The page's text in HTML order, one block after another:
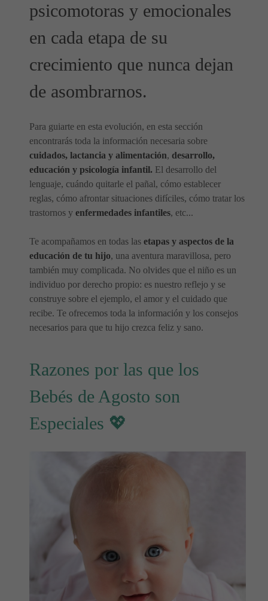
psicomotoras y emocionales
en cada etapa de su
crecimiento que nunca dejan
de asombrarnos.
Para guiarte en esta evolución, en esta sección
encontrarás toda la información necesaria sobre
cuidados, lactancia y alimentación, desarrollo,
educación y psicología infantil. El desarrollo del
lenguaje, cuándo quitarle el pañal, cómo establecer
reglas, cómo afrontar situaciones difíciles, cómo tratar los
trastornos y enfermedades infantiles, etc...
Te acompañamos en todas las etapas y aspectos de la
educación de tu hijo, una aventura maravillosa, pero
también muy complicada. No olvides que el niño es un
individuo por derecho propio: es nuestro reflejo y se
construye sobre el ejemplo, el amor y el cuidado que
recibe. Te ofrecemos toda la información y los consejos
necesarios para que tu hijo crezca feliz y sano.
Razones por las que los
Bebés de Agosto son
Especiales 💖